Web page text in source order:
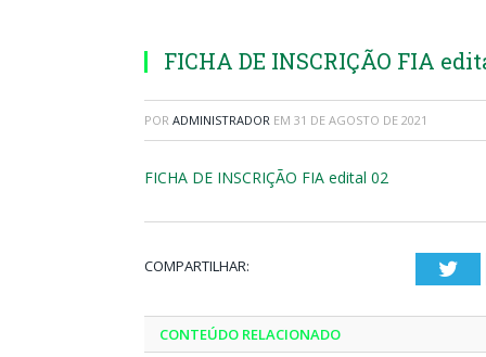
FICHA DE INSCRIÇÃO FIA
POR ADMINISTRADOR EM 31 DE AGOSTO DE 2021
FICHA DE INSCRIÇÃO FIA edital 02
COMPARTILHAR:
CONTEÚDO RELACIONADO